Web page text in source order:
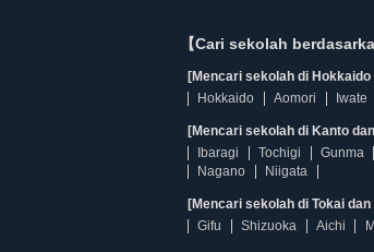
【Cari sekolah
[Mencari sekolah di Hokkaido
Hokkaido
Aomori Iwate
[Mencari sekolah di Kanto
Ibaragi
Tochigi Gunma
Nagano
Niigata
[Mencari sekolah di Tokai
Gifu
Shizuoka Aichi